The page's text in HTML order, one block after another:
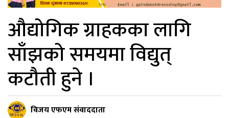
औद्योगिक ग्राहकका लागि
साँझको समयमा विद्युत्
कटौती हुने ।
विजय एफएम संवाददाता